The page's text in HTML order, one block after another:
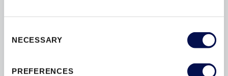
Selection
NECESSARY
PREFERENCES